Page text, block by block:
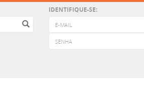
IDENTIFIQUE-SE: